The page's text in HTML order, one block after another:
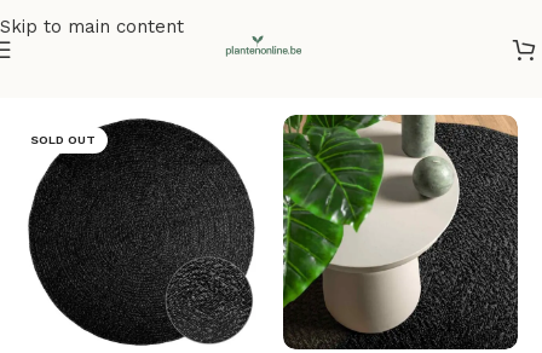
Skip to main content
SOLD OUT